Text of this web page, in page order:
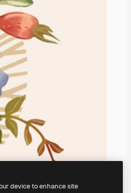
device to enhance site